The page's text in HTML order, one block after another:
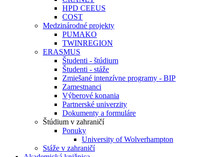
HPD CEEUS
COST
Medzinárodné projekty
PUMAKO
TWINREGION
ERASMUS
Študenti - štúdium
Študenti - stáže
Zmiešané intenzívne programy - BIP
Zamestnanci
Výberové konania
Partnerské univerzity
Dokumenty a formuláre
Štúdium v zahraničí
Ponuky
University of Wolverhampton
Stáže v zahraničí